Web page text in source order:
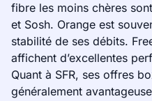
fibre les moins chères
et Sosh. Orange est
stabilité de ses débits.
affichent d’excellentes
Quant à SFR, ses offres
généralement